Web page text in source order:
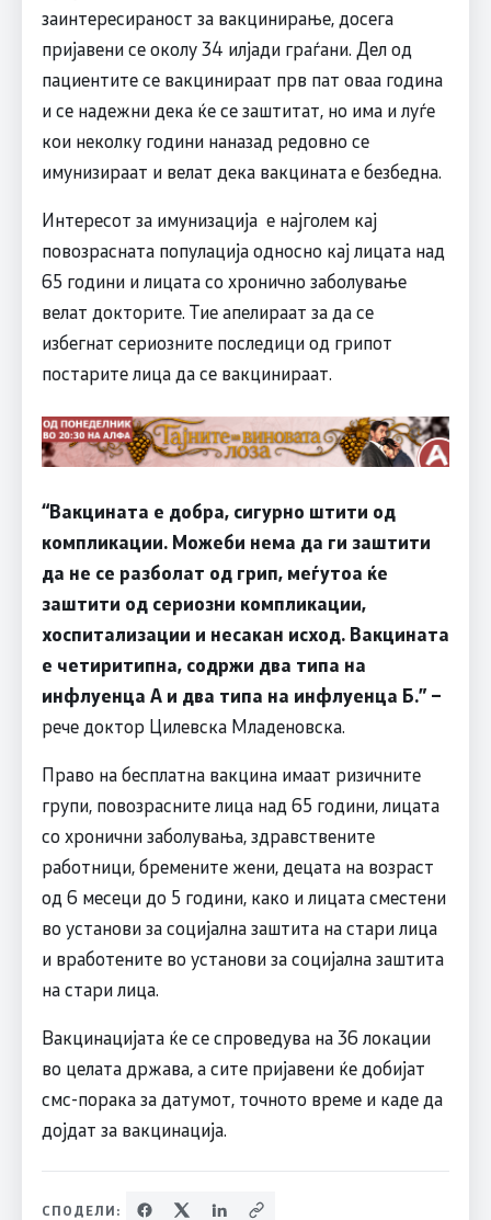
заинтересираност за вакцинирање, досега
пријавени се околу 34 илјади граѓани. Дел од
пациентите се вакцинираат прв пат оваа година
и се надежни дека ќе се заштитат, но има и луѓе
кои неколку години наназад редовно се
имунизираат и велат дека вакцината е безбедна.
Интересот за имунизација е најголем кај
повозрасната популација односно кај лицата над
65 години и лицата со хронично заболување
велат докторите. Тие апелираат за да се
избегнат сериозните последици од грипот
постарите лица да се вакцинираат.
“Вакцината е добра, сигурно штити од
компликации. Можеби нема да ги заштити
да не се разболат од грип, меѓутоа ќе
заштити од сериозни компликации,
хоспитализации и несакан исход. Вакцината
е четиритипна, содржи два типа на
инфлуенца А и два типа на инфлуенца Б.” –
рече доктор Цилевска Младеновска.
Право на бесплатна вакцина имаат ризичните
групи, повозрасните лица над 65 години, лицата
со хронични заболувања, здравствените
работници, бремените жени, децата на возраст
од 6 месеци до 5 години, како и лицата сместени
во установи за социјална заштита на стари лица
и вработените во установи за социјална заштита
на стари лица.
Вакцинацијата ќе се спроведува на 36 локации
во целата држава, а сите пријавени ќе добијат
смс-порака за датумот, точното време и каде да
дојдат за вакцинација.
СПОДЕЛИ: